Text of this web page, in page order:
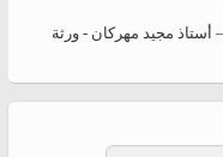
أستاذ مجید مهرکان - ورثة